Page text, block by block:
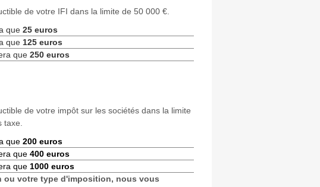
de votre IFI dans la limite de 50 000 €.
que 25 euros
que 125 euros
que 250 euros
de votre impôt sur les sociétés dans la limite
que 200 euros
que 400 euros
que 1000 euros
ou votre type d'imposition, nous vous